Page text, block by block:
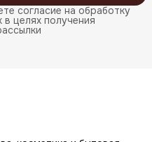
согласие на обработку
в целях получения